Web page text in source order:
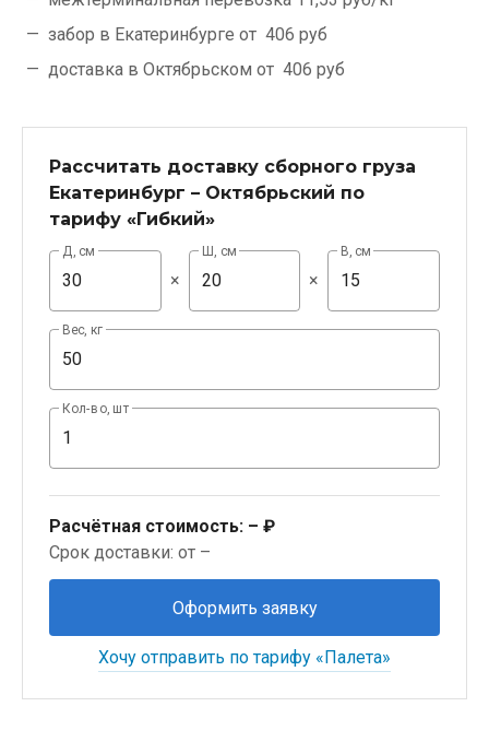
забор в Екатеринбурге от 406 руб
доставка в Октябрьском от 406 руб
Рассчитать доставку сборного груза
Екатеринбург – Октябрьский по
тарифу «Гибкий»
Д, см
×
Ш, см
×
В, см
Вес, кг
Кол-во, шт
Расчётная стоимость: – ₽
Срок доставки: от –
Оформить заявку
Хочу отправить по тарифу «Палета»